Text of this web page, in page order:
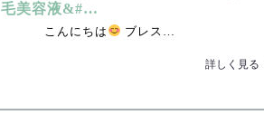
毛美容液&#…
こんにちは ブレス…
詳しく見る